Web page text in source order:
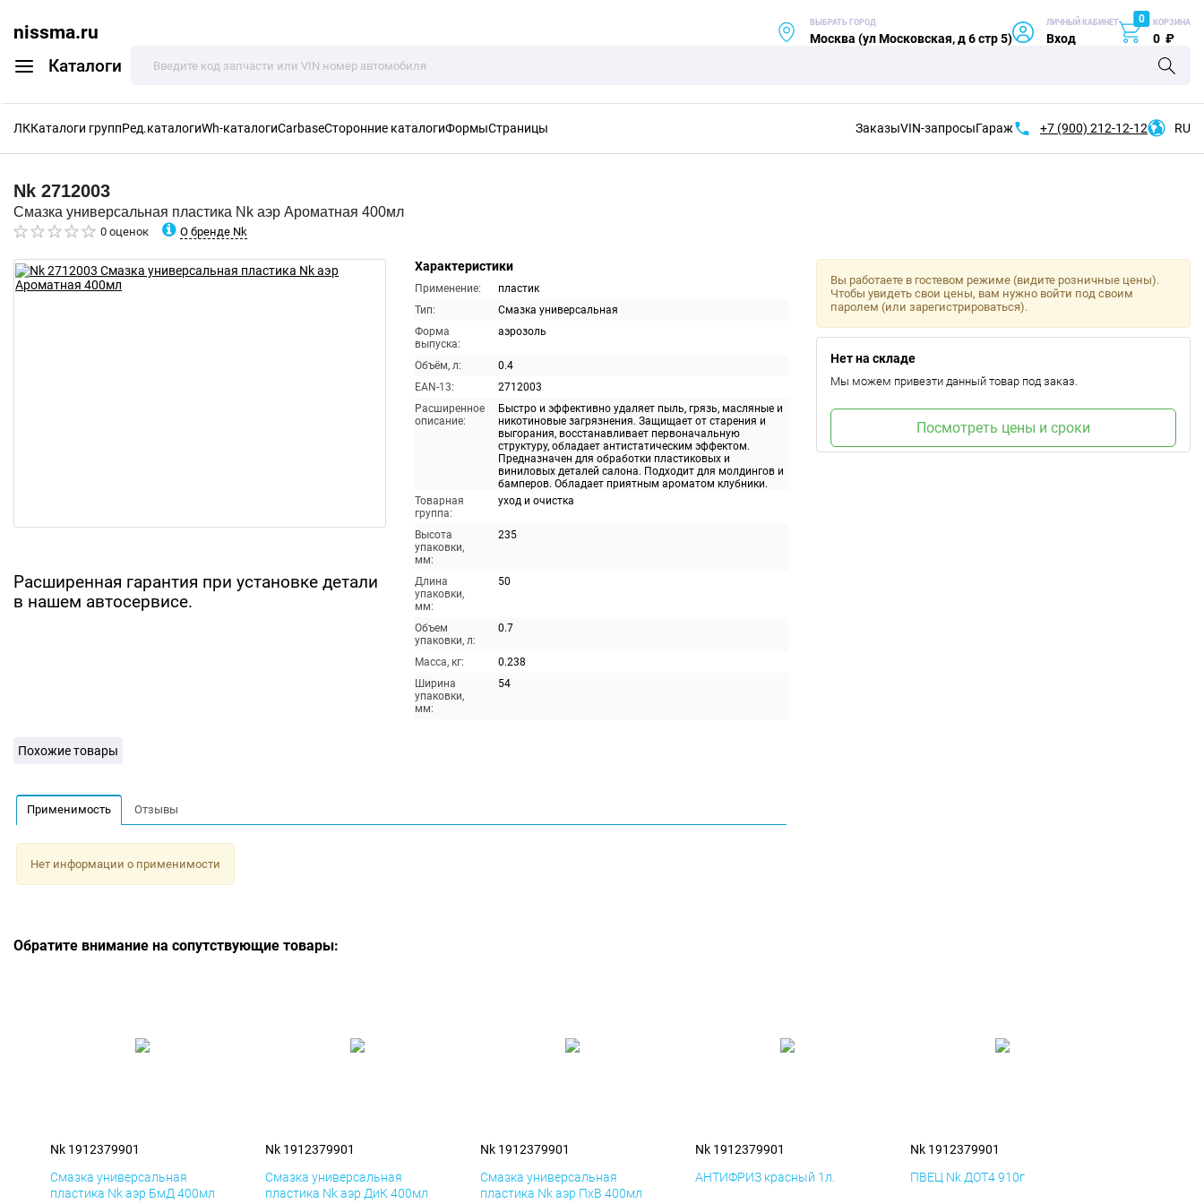
nissma.ru
Каталоги
ВЫБРАТЬ ГОРОД
Москва (ул Московская, д 6 стр 5)
ЛИЧНЫЙ КАБИНЕТ
Вход
0 КОРЗИНА
0 ₽
ЛККаталоги группРед.каталогиWh-каталогиCarbaseСторонние каталогиФормыСтраницы ЗаказыVIN-запросыГараж +7 (900) 212-12-12 RU
Nk 2712003
Смазка универсальная пластика Nk аэр Ароматная 400мл
0 оценок О бренде Nk
Расширенная гарантия при установке детали
в нашем автосервисе.
Характеристики
Применение:
пластик
Тип:
Смазка универсальная
Форма
выпуска:
аэрозоль
Объём, л:
0.4
EAN-13:
2712003
Расширенное
описание:
Быстро и эффективно удаляет пыль, грязь, масляные и
никотиновые загрязнения. Защищает от старения и
выгорания, восстанавливает первоначальную
структуру, обладает антистатическим эффектом.
Предназначен для обработки пластиковых и
виниловых деталей салона. Подходит для молдингов и
бамперов. Обладает приятным ароматом клубники.
Товарная
группа:
уход и очистка
Высота
упаковки,
мм:
235
Длина
упаковки,
мм:
50
Объем
упаковки, л:
0.7
Масса, кг:
0.238
Ширина
упаковки,
мм:
54
Вы работаете в гостевом режиме (видите розничные цены).
Чтобы увидеть свои цены, вам нужно войти под своим
паролем (или зарегистрироваться).
Нет на складе
Мы можем привезти данный товар под заказ.
Посмотреть цены и сроки
Похожие товары
Применимость Отзывы
Нет информации о применимости
Обратите внимание на сопутствующие товары:
Nk 1912379901
Смазка универсальная
пластика Nk аэр БмД 400мл
Nk 1912379901
Смазка универсальная
пластика Nk аэр ДиК 400мл
Nk 1912379901
Смазка универсальная
пластика Nk аэр ПхВ 400мл
Nk 1912379901
АНТИФРИЗ красный 1л.
Nk 1912379901
ПВЕЦ Nk ДОТ4 910г